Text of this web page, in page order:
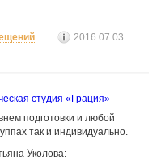
2016.07.03
студия «Грация»
подготовки и любой
так и индивидуально.
Уколова: